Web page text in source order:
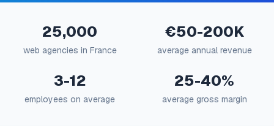
25,000
web agencies in France
€50-200K
average annual revenue
3-12
employees on average
25-40%
average gross margin